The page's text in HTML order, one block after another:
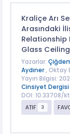
Kraliçe Arı
Arasındaki
Relationship
Glass
Yazarlar:
Aydıner, Oktay
Yayın Bilgisi:
Cinsiyet Dergisi
DOI: 10.33708/
ATIF
3